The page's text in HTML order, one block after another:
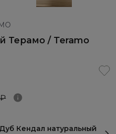
Терамо / Teramo
Кендал натуральный